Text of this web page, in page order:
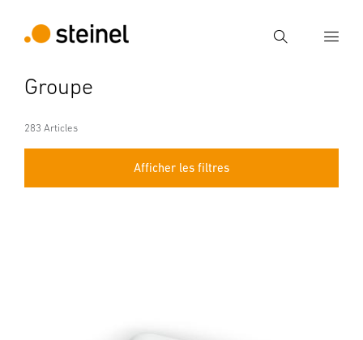
Recherche
Groupe
283 Articles
Afficher les filtres